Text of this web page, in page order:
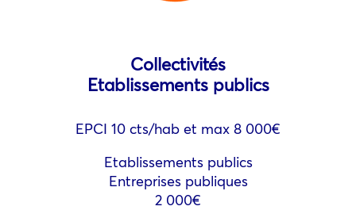
Collectivités
Etablissements publics
EPCI 10 cts/hab et max 8 000€
Etablissements publics
Entreprises publiques
2 000€